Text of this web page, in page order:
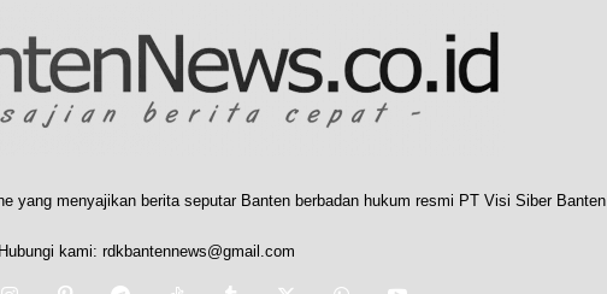
yang menyajikan berita seputar Banten berbadan hukum resmi PT Visi Siber Banten
Hubungi kami: rdkbantennews@gmail.com